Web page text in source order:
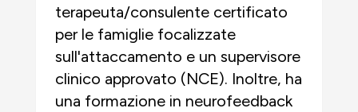
terapeuta/consulente certificato
per le famiglie focalizzate
sull'attaccamento e un supervisore
clinico approvato (NCE). Inoltre, ha
una formazione in neurofeedback